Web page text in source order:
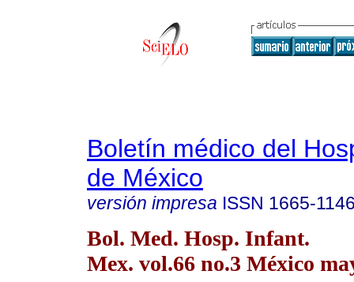
Boletín médico del
de México
versión impresa ISSN 1665-
Bol. Med. Hosp. Infant.
Mex. vol.66 no.3 México